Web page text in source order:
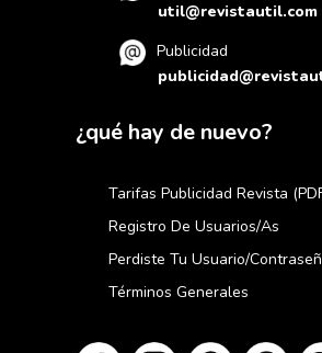
util@revistautil.com
Publicidad
¿qué hay de nuevo?
Tarifas Publicidad Revista
Registro De Usuarios/as
Perdiste Tu Usuario/
Términos Generales